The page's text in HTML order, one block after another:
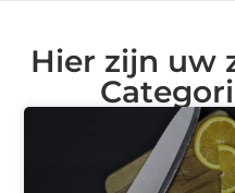
Hier zijn uw